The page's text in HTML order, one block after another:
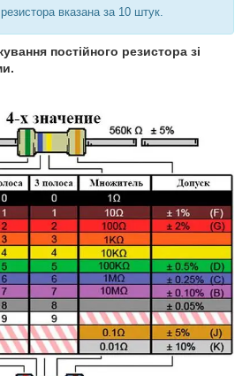
резистора вказана за 10 штук.
постійного резистора зі